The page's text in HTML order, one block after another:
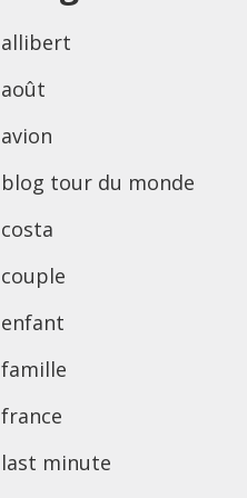
allibert
août
avion
blog tour du monde
costa
couple
enfant
famille
france
last minute